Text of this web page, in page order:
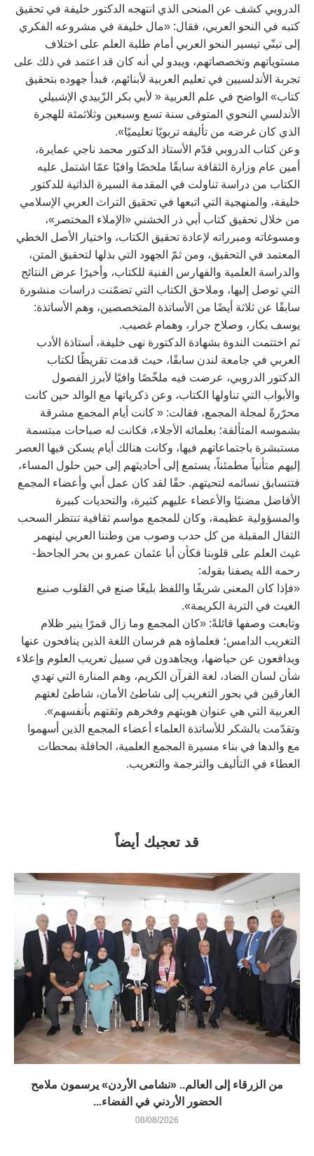
الدروبي كشف عن المنحى الذي انتهجه الدكتور خليفة في تحقيق
كتبه في النحو العربي، فقال: «مال خليفة في مشروعه الفكري
إلى تبنّي تيسير النحو العربي أمام طلبة العلم على اختلاف
مستوياتهم وتخصصاتهم، ويبدو لي أنه كان قد اعتمد في ذلك على
تجربة الأندلسيين في تعليم العربية لأبنائهم، فبدأ جهوده بتحقيق
كتاب» الواضح في علم العربية « لأبي بكر الزّبيدي الإشبيلي
الأندلسي النحوي المتوفى سنة تسع وسبعين وثلاثمئة للهجرة
الذي كان غرضه من تأليفه تربويًا تعليميًا».
وعن كتاب الدروبي قدّم الأستاذ الدكتور محمد ناجي عمايرة،
أمين عام وزارة الثقافة سابقًا ملخصًا وافيًا عمّا اشتمل عليه
الكتاب من دراسة تناولت في المقدمة السيرة الذاتية للدكتور
خليفة، والمنهجية التي اتبعها في تحقيق التراث العربي الإسلامي
من خلال تحقيق كتاب أبي ذر الخشني «الإملاء المختصر»،
ومسوغاته ومبرراته لإعادة تحقيق الكتاب، واختيار الأصل الخطي
المعتمد في التحقيق، ومن ثمّ الجهود التي بذلها لتحقيق المتن،
والدراسة العلمية والفهارس الفنية للكتاب، وأخيرًا عرض النتائج
التي توصل إليها، وملاحق الكتاب التي تضمّنت دراسات منشورة
سابقًا عن ثلاثة أيضًا من الأساتذة المتخصصين، وهم الأساتذة:
يوسف بكار، وصلاح جرار، وهمام غصيب.
ثم اختتمت الندوة بشهادة الدكتورة نهى خليفة، أستاذة الأدب
العربي في جامعة لندن سابقًا، حيث قدمت تقريظًا لكتاب
الدكتور الدروبي، عرضت فيه ملخّصًا وافيًا لأبرز الفصول
والأبواب التي تناولها الكتاب، وعن ذكرياتها مع الوالد حين كانت
محرّرةً لمجلة المجمع، فقالت: « كانت أيام المجمع مشرقة
بشموسه المتألقة؛ بعلمائه الأجلاء، فكانت له صباحات مبتسمة
مستبشرة باجتماعاتهم فيها، وكانت هنالك أيام يسكن فيها العصر
إليهم متأنياً مطمئناً، يستمع إلى أحاديثهم إلى حين حلول المساء،
فتتسابق نسائمه لتحيتهم. حقًا لقد كان عمل أبي وأعضاء المجمع
الأفاضل مضنيًا والأعضاء عليهم كثيرة، والتحديات كبيرة
والمسؤولية عظيمة، وكان للمجمع مواسم ثقافية تنتظر السحب
الثقال المقبلة من كل حدب وصوب من وطننا العربي لينهمر
غيث العلم على قلوبنا فكأن أبا عثمان عمرو بن بحر الجاحظ-
رحمه الله يصفنا بقوله:
«فإذا كان المعنى شريفًا واللفظ بليغًا صنع في القلوب صنيع
الغيث في التربة الكريمة».
وتابعت وصفها قائلةً: «كان المجمع وما زال قمرًا ينير ظلام
التغريب الدامس؛ فعلماؤه هم فرسان اللغة الذين ينافحون عنها
ويدافعون عن حياضها، ويجاهدون في سبيل تعريب العلوم وإعلاء
شأن لسان الضاد، لغة القرآن الكريم، وهم المنارة التي تهدي
الغارقين في بحور التغريب إلى شاطئ الأمان، شاطئ لغتهم
العربية التي هي عنوان هويتهم وفخرهم وثقتهم بأنفسهم».
وتقدّمت بالشكر للأساتذة العلماء أعضاء المجمع الذين أسهموا
مع والدها في بناء مسيرة المجمع العلمية، الحافلة بمحطات
العطاء في التأليف والترجمة والتعريب.
قد تعجبك أيضاً
من الزرقاء إلى العالم.. «نشامى الأردن» يرسمون ملامح
الحضور الأردني في الفضاء...
08/08/2026